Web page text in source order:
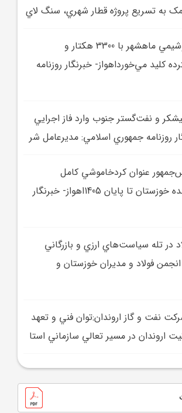
به تسريع پروژه قطار شهري، سنگ لاي
فاز دوم پتروشيمي ماهشهر با 3300 هکتار و
کليد مي‌خورداهواز- خبرنگار روزنامه
و نفت‌گستر جنوب وارد فاز اجرايي
روزنامه جمهوري اسلامي: مديرعامل شر
عنوان کردخاموشي کامل
مشعل‌هاي آلاينده خوزستان تا پايان 1405اهواز- خبرنگار
در تله سياست‌هاي ارزي و بازرگاني
فولاد و مديران خوزستان و
نفت و گاز اروندان:توان فني و تعهد
اروندان در مسير تعالي سازماني استا